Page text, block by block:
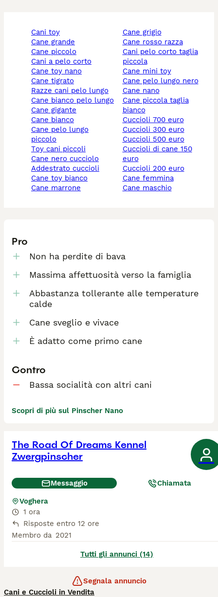
cani toy
cane grande
cane piccolo
cani a pelo corto
cane toy nano
cane tigrato
razze cani pelo lungo
cane bianco pelo lungo
cane gigante
cane bianco
cane pelo lungo
piccolo
toy cani piccoli
cane nero cucciolo
addestrato cuccioli
cane toy bianco
cane marrone
cane grigio
cane rosso razza
cani pelo corto taglia
piccola
cane mini toy
cane pelo lungo nero
cane nano
cane piccola taglia
bianco
cuccioli 700 euro
cuccioli 300 euro
cuccioli 500 euro
cuccioli di cane 150
euro
cuccioli 200 euro
cane femmina
cane maschio
Pro
Non ha perdite di bava
Massima affettuosità verso la famiglia
Abbastanza tollerante alle temperature
calde
Cane sveglio e vivace
È adatto come primo cane
Contro
Bassa socialità con altri cani
Scopri di più sul Pinscher Nano
The Road Of Dreams Kennel
Zwergpinscher
Messaggio Chiamata
Voghera
1 ora
Risposte entro 12 ore
Membro da 2021
Tutti gli annunci (14)
Segnala annuncio
Cani e Cuccioli in Vendita